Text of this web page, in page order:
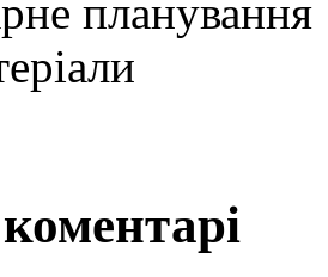
планування